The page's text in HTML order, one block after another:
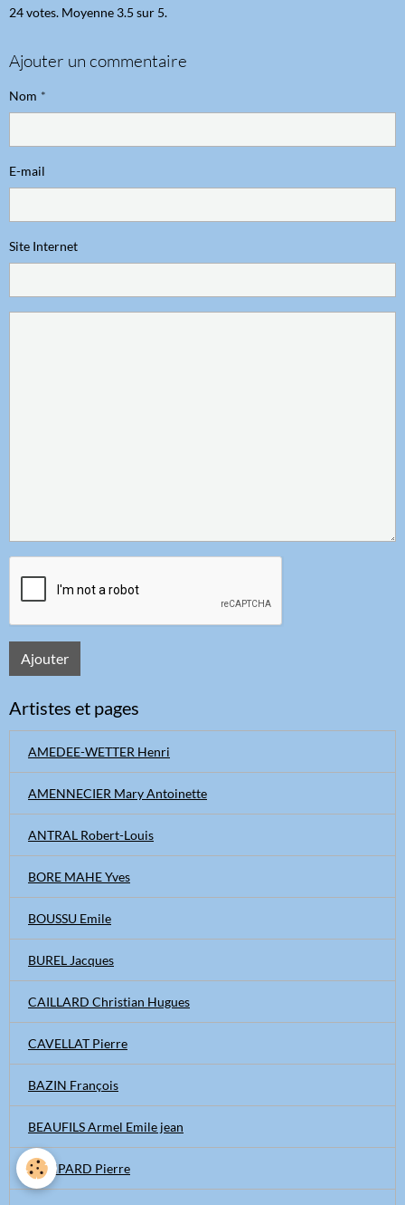
24votes. Moyenne 3.5 sur 5.
Ajouter un commentaire
Nom
E-mail
Site Internet
Ajouter
Artistes et pages
AMEDEE-WETTER Henri
AMENNECIER Mary Antoinette
ANTRAL Robert-Louis
BORE MAHE Yves
BOUSSU Emile
BUREL Jacques
CAILLARD Christian Hugues
CAVELLAT Pierre
BAZIN François
BEAUFILS Armel Emile jean
BOMPARD Pierre